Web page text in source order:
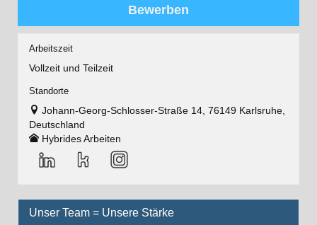
Bewerben
Arbeitszeit
Vollzeit und Teilzeit
Standorte
Johann-Georg-Schlosser-Straße 14, 76149 Karlsruhe,
Deutschland
Hybrides Arbeiten
Unser Team = Unsere Stärke